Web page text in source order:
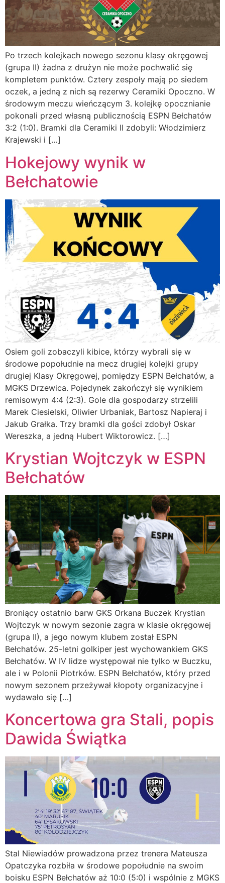
Po trzech kolejkach nowego sezonu klasy okręgowej
(grupa II) żadna z drużyn nie może pochwalić się
kompletem punktów. Cztery zespoły mają po siedem
oczek, a jedną z nich są rezerwy Ceramiki Opoczno. W
środowym meczu wieńczącym 3. kolejkę opocznianie
pokonali przed własną publicznością ESPN Bełchatów
3:2 (1:0). Bramki dla Ceramiki II zdobyli: Włodzimierz
Krajewski i […]
Hokejowy wynik w
Bełchatowie
Osiem goli zobaczyli kibice, którzy wybrali się w
środowe popołudnie na mecz drugiej kolejki grupy
drugiej Klasy Okręgowej, pomiędzy ESPN Bełchatów, a
MGKS Drzewica. Pojedynek zakończył się wynikiem
remisowym 4:4 (2:3). Gole dla gospodarzy strzelili
Marek Ciesielski, Oliwier Urbaniak, Bartosz Napieraj i
Jakub Grałka. Trzy bramki dla gości zdobył Oskar
Wereszka, a jedną Hubert Wiktorowicz. […]
Krystian Wojtczyk w ESPN
Bełchatów
Broniący ostatnio barw GKS Orkana Buczek Krystian
Wojtczyk w nowym sezonie zagra w klasie okręgowej
(grupa II), a jego nowym klubem został ESPN
Bełchatów. 25-letni golkiper jest wychowankiem GKS
Bełchatów. W IV lidze występował nie tylko w Buczku,
ale i w Polonii Piotrków. ESPN Bełchatów, który przed
nowym sezonem przeżywał kłopoty organizacyjne i
wydawało się […]
Koncertowa gra Stali, popis
Dawida Świątka
Stal Niewiadów prowadzona przez trenera Mateusza
Opatczyka rozbiła w środowe popołudnie na swoim
boisku ESPN Bełchatów aż 10:0 (5:0) i wspólnie z MGKS